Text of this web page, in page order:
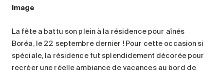
image
La fête a battu son plein à la résidence pour aînés
Boréa, le 22 septembre dernier ! Pour cette occasion si
spéciale, la résidence fut splendidement décorée pour
recréer une réelle ambiance de vacances au bord de